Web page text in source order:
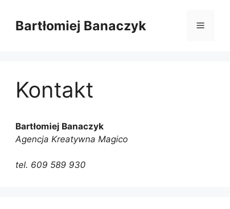
treściBartłomiej Banaczyk Menu
Kontakt
Bartłomiej Banaczyk
Agencja Kreatywna Magico
tel. 609 589 930